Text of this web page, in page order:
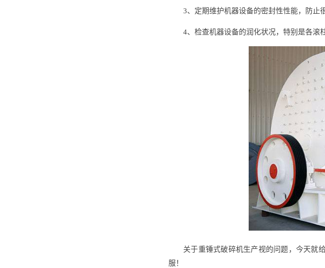
3、定期维护机器设备的密封性性能，防止
4、检查机器设备的润化状况，特别是各滚
关于重锤式破碎机生产视的问题，今天就
服！